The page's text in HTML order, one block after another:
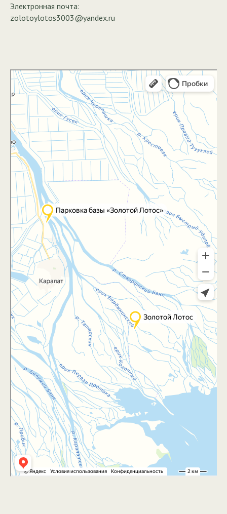
Электронная почта:
zolotoylotos3003@yandex.ru
Яндекс Карты
Яндекс Карты — транспорт, навигация, поиск мест